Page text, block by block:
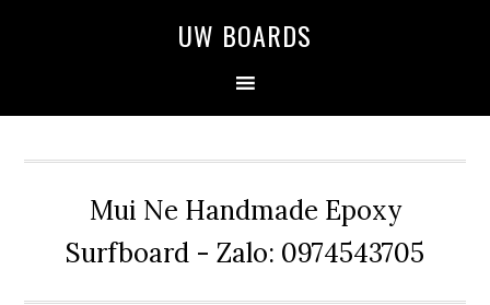
UW BOARDS
Mui Ne Handmade Epoxy
Surfboard - Zalo: 0974543705